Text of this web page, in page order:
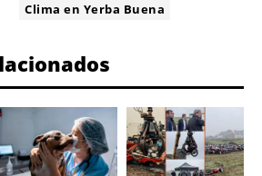
Clima en Yerba Buena